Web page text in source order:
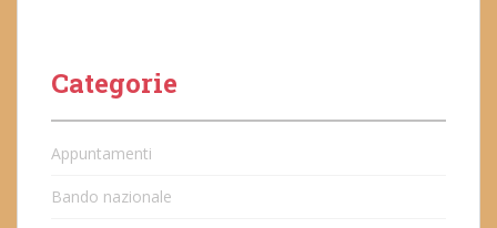
Categorie
Appuntamenti
Bando nazionale